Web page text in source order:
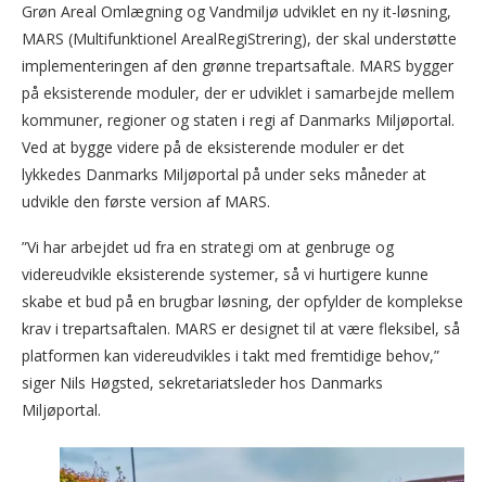
Grøn Areal Omlægning og Vandmiljø udviklet en ny it-løsning,
MARS (Multifunktionel ArealRegiStrering), der skal understøtte
implementeringen af den grønne trepartsaftale. MARS bygger
på eksisterende moduler, der er udviklet i samarbejde mellem
kommuner, regioner og staten i regi af Danmarks Miljøportal.
Ved at bygge videre på de eksisterende moduler er det
lykkedes Danmarks Miljøportal på under seks måneder at
udvikle den første version af MARS.
”Vi har arbejdet ud fra en strategi om at genbruge og
videreudvikle eksisterende systemer, så vi hurtigere kunne
skabe et bud på en brugbar løsning, der opfylder de komplekse
krav i trepartsaftalen. MARS er designet til at være fleksibel, så
platformen kan videreudvikles i takt med fremtidige behov,”
siger Nils Høgsted, sekretariatsleder hos Danmarks
Miljøportal.